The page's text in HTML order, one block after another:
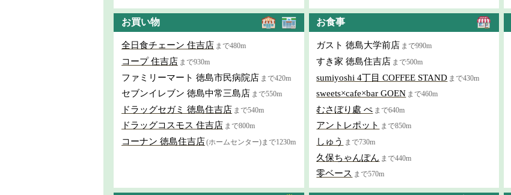
お買い物
全日食チェーン 住吉店 まで480m
コープ 住吉店 まで930m
ファミリーマート 徳島市民病院店 まで420m
セブンイレブン 徳島中常三島店 まで550m
ドラッグセガミ 徳島住吉店 まで540m
ドラッグコスモス 住吉店 まで800m
コーナン 徳島住吉店(ホームセンター)まで1230m
お食事
ガスト 徳島大学前店 まで990m
すき家 徳島住吉店 まで500m
sumiyoshi 4丁目 COFFEE STAND まで430m
sweets×cafe×bar GOEN まで460m
むさぼり處 ぺ まで640m
アントレポット まで850m
しゅう まで730m
久保ちゃんぽん まで440m
零ベース まで570m